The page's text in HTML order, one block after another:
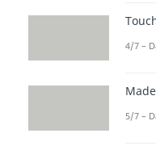
4/7 –
5/7 –